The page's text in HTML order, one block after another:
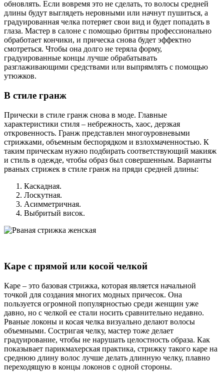
обновлять. Если вовремя это не сделать, то волосы средней
длины будут выглядеть неровными или начнут пушиться, а
градуированная челка потеряет свои вид и будет попадать в
глаза. Мастер в салоне с помощью бритвы профессионально
обработает кончики, и прическа снова будет эффектно
смотреться. Чтобы она долго не теряла форму,
градуированные концы лучше обрабатывать
разглаживающими средствами или выпрямлять с помощью
утюжков.
В стиле гранж
Прически в стиле гранж снова в моде. Главные
характеристики стиля – небрежность, хаос, дерзкая
откровенность. Гранж представлен многоуровневыми
стрижками, объемным беспорядком и взлохмаченностью. К
таким прическам нужно подбирать соответствующий макияж
и стиль в одежде, чтобы образ был совершенным. Варианты
рваных стрижек в стиле гранж на пряди средней длины:
Каскадная.
Лоскутная.
Асимметричная.
Выбритый висок.
Каре с прямой или косой челкой
Каре – это базовая стрижка, которая является начальной
точкой для создания многих модных причесок. Она
пользуется огромной популярностью среди женщин уже
давно, но с челкой ее стали носить сравнительно недавно.
Рваные локоны и косая челка визуально делают волосы
объемными. Состригая челку, мастер тоже делает
градуирование, чтобы не нарушать целостность образа. Как
показывает парикмахерская практика, стрижку такого каре на
среднюю длину волос лучше делать длинную челку, плавно
переходящую в концы локонов с одной стороны.